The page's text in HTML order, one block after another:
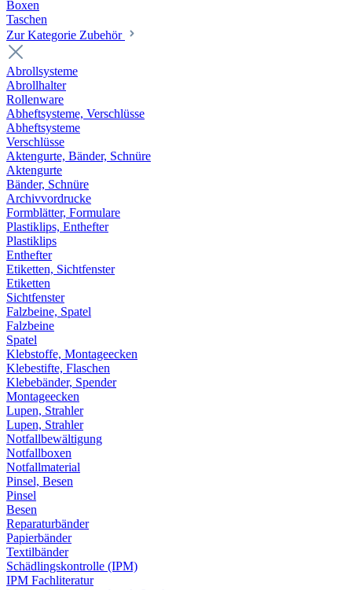
Boxen
Taschen
Zur Kategorie Zubehör
Abrollsysteme
Abrollhalter
Rollenware
Abheftsysteme, Verschlüsse
Abheftsysteme
Verschlüsse
Aktengurte, Bänder, Schnüre
Aktengurte
Bänder, Schnüre
Archivvordrucke
Formblätter, Formulare
Plastiklips, Enthefter
Plastiklips
Enthefter
Etiketten, Sichtfenster
Etiketten
Sichtfenster
Falzbeine, Spatel
Falzbeine
Spatel
Klebstoffe, Montageecken
Klebestifte, Flaschen
Klebebänder, Spender
Montageecken
Lupen, Strahler
Lupen, Strahler
Notfallbewältigung
Notfallboxen
Notfallmaterial
Pinsel, Besen
Pinsel
Besen
Reparaturbänder
Papierbänder
Textilbänder
Schädlingskontrolle (IPM)
IPM Fachliteratur